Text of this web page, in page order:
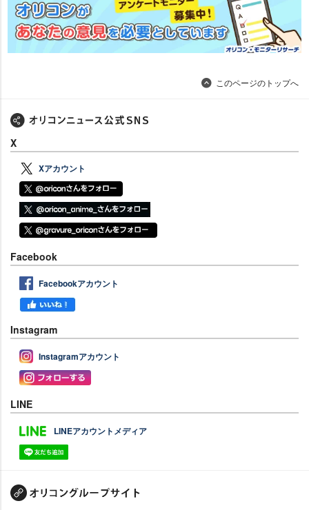
このページのトップへ
X
Xアカウント
Facebook
Facebookアカウント
Instagram
Instagramアカウント
LINE
LINEアカウントメディア